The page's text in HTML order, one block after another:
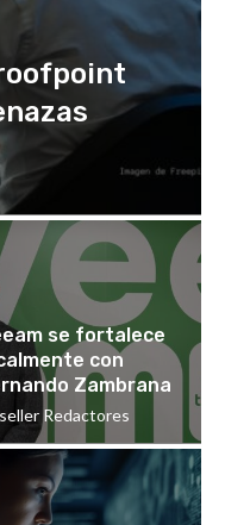
se fortalece
con
Zambrana
Redactores